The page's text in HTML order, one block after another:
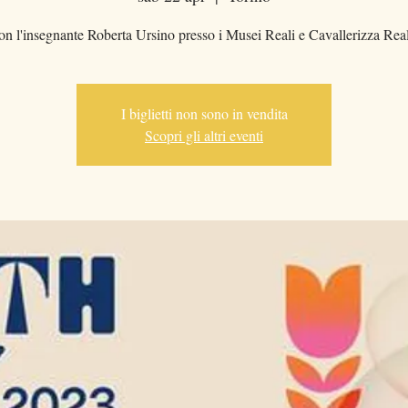
l'insegnante Roberta Ursino presso i Musei Reali e Cavallerizza
I biglietti non sono in vendita
Scopri gli altri eventi